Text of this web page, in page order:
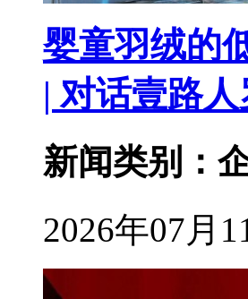
婴童羽绒的
| 对话壹路
新闻类别：
2026年07月